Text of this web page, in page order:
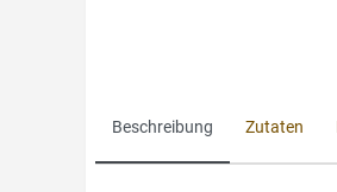
Beschreibung Zutaten